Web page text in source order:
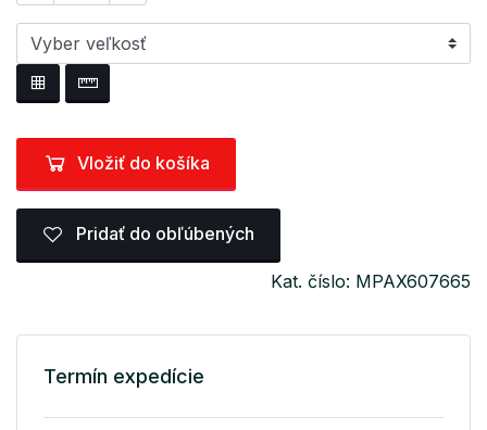
Vložiť do košíka
Pridať do obľúbených
Kat. číslo: MPAX607665
Termín expedície